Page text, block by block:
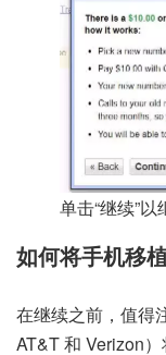
单击“继续”以
如何将手机移
在继续之前，值得
AT&T 和 Verizon